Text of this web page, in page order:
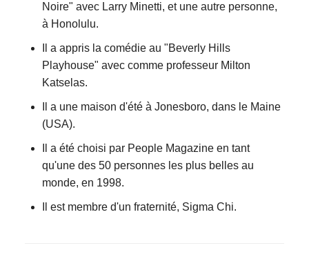
Noire" avec Larry Minetti, et une autre personne,
à Honolulu.
Il a appris la comédie au "Beverly Hills
Playhouse" avec comme professeur Milton
Katselas.
Il a une maison d'été à Jonesboro, dans le Maine
(USA).
Il a été choisi par People Magazine en tant
qu'une des 50 personnes les plus belles au
monde, en 1998.
Il est membre d'un fraternité, Sigma Chi.